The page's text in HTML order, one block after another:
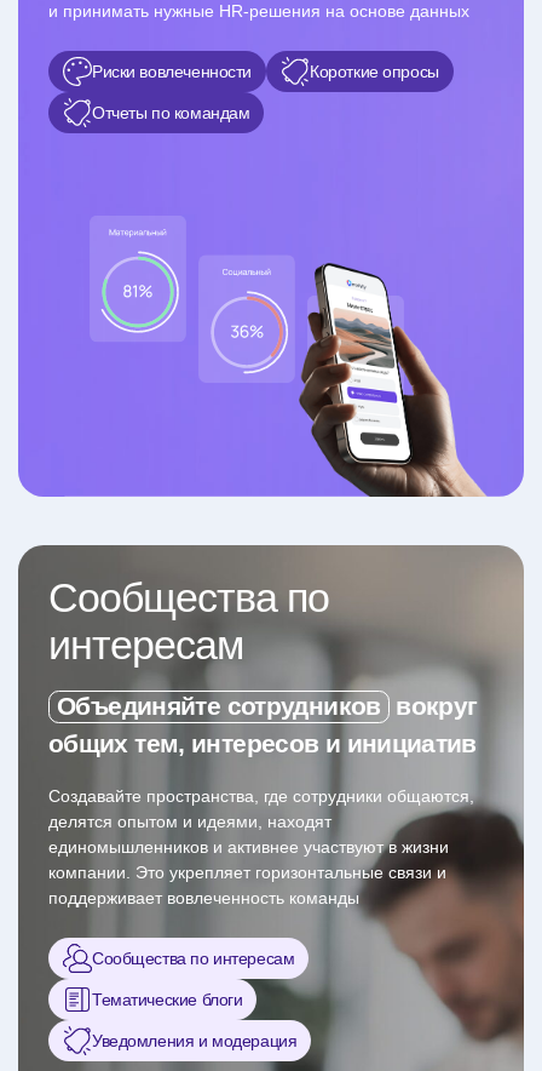
и принимать нужные HR-решения на основе данных
Риски вовлеченности Короткие опросы
Отчеты по командам
Сообщества по
интересам
Объединяйте сотрудников вокруг
общих тем, интересов и инициатив
Создавайте пространства, где сотрудники общаются,
делятся опытом и идеями, находят
единомышленников и активнее участвуют в жизни
компании. Это укрепляет горизонтальные связи и
поддерживает вовлеченность команды
Сообщества по интересам
Тематические блоги
Уведомления и модерация